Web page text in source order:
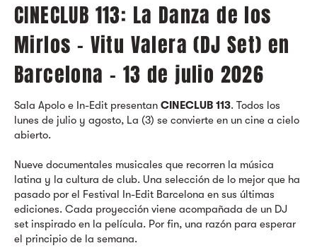
CINECLUB 113: La Danza de los
Mirlos - Vitu Valera (DJ Set) en
Barcelona - 13 de julio 2026
Sala Apolo e In-Edit presentan CINECLUB 113. Todos los
lunes de julio y agosto, La (3) se convierte en un cine a cielo
abierto.
Nueve documentales musicales que recorren la música
latina y la cultura de club. Una selección de lo mejor que ha
pasado por el Festival In-Edit Barcelona en sus últimas
ediciones. Cada proyección viene acompañada de un DJ
set inspirado en la película. Por fin, una razón para esperar
el principio de la semana.